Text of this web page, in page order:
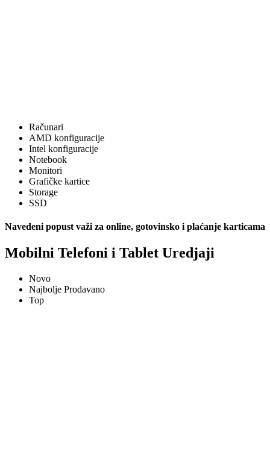
Računari
AMD konfiguracije
Intel konfiguracije
Notebook
Monitori
Grafičke kartice
Storage
SSD
Navedeni popust važi za online, gotovinsko i plaćanje karticama
Mobilni Telefoni i Tablet Uredjaji
Novo
Najbolje Prodavano
Top